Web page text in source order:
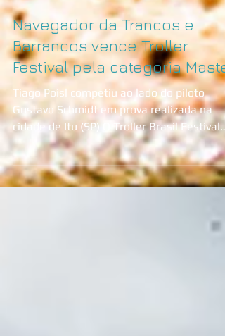
Navegador da Trancos e
Barrancos vence Troller
Festival pela categoria
Tiago Poisl competiu ao lado do piloto
Gustavo Schmidt em prova realizada na
cidade de Itu (SP) O Troller Brasil Festival
reuniu 180...